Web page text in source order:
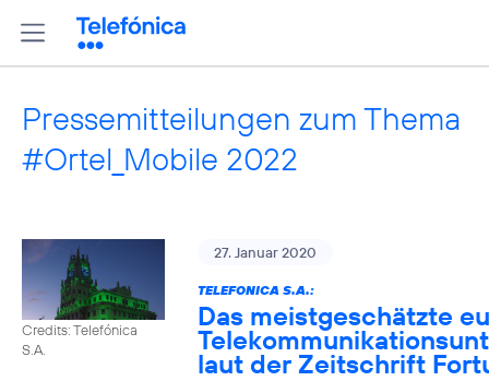
Pressemitteilungen zum Thema
#Ortel_Mobile 2022
Credits: Telefónica
S.A.
27. Januar 2020
TELEFONICA S.A.:
Das meistgeschätzte
laut der Zeitschrift